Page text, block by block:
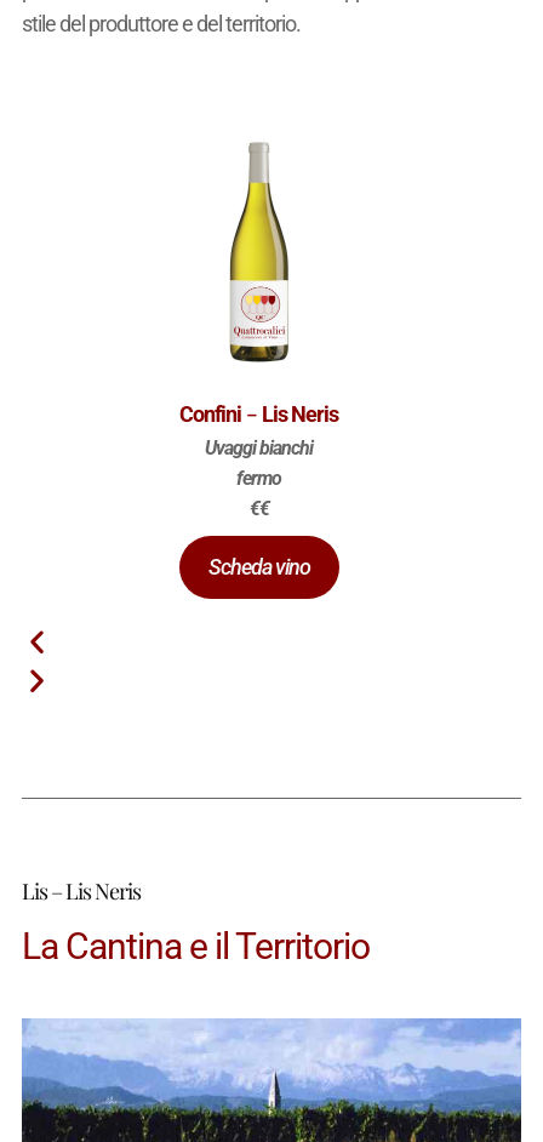
stile del produttore e del territorio.
Confini - Lis Neris
Uvaggi bianchi
fermo
€€
Scheda vino
Lis – Lis Neris
La Cantina e il Territorio